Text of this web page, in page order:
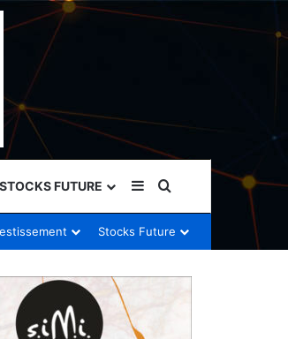
STOCKS FUTURE Sidebar (barre
Rechercher
Stocks Future